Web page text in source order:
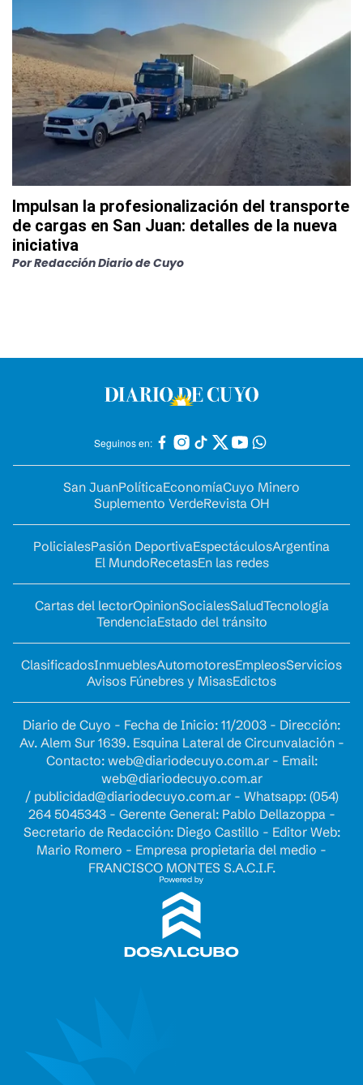
Impulsan la profesionalización del transporte
de cargas en San Juan: detalles de la nueva
iniciativa
PorRedacción Diario de Cuyo
Seguinos en:
San JuanPolíticaEconomíaCuyo Minero
Suplemento VerdeRevista OH
PolicialesPasión DeportivaEspectáculosArgentina
El MundoRecetasEn las redes
Cartas del lectorOpinionSocialesSaludTecnología
TendenciaEstado del tránsito
ClasificadosInmueblesAutomotoresEmpleosServicios
Avisos Fúnebres y MisasEdictos
Diario de Cuyo - Fecha de Inicio: 11/2003 - Dirección:
Av. Alem Sur 1639. Esquina Lateral de Circunvalación -
Contacto: web@diariodecuyo.com.ar- Email:
web@diariodecuyo.com.ar
/ publicidad@diariodecuyo.com.ar- Whatsapp: (054)
264 5045343 - Gerente General: Pablo Dellazoppa -
Secretario de Redacción: Diego Castillo - Editor Web:
Mario Romero - Empresa propietaria del medio -
FRANCISCO MONTES S.A.C.I.F.